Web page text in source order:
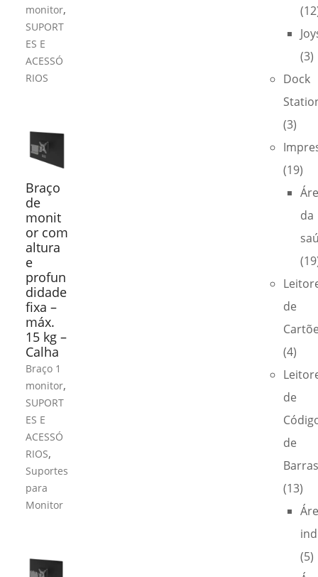
monitor,
SUPORT
ES E
ACESSÓ
RIOS
Braço
de
monit
or com
altura
e
profun
didade
fixa –
máx.
15 kg –
Calha
Braço 1
monitor,
SUPORT
ES E
ACESSÓ
RIOS,
Suportes
para
Monitor
(3)
Dock
(3)
(19)
da
de
(4)
de
de
Barras
(13)
(5)